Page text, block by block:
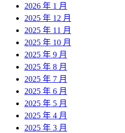
2026 年 1 月
2025 年 12 月
2025 年 11 月
2025 年 10 月
2025 年 9 月
2025 年 8 月
2025 年 7 月
2025 年 6 月
2025 年 5 月
2025 年 4 月
2025 年 3 月